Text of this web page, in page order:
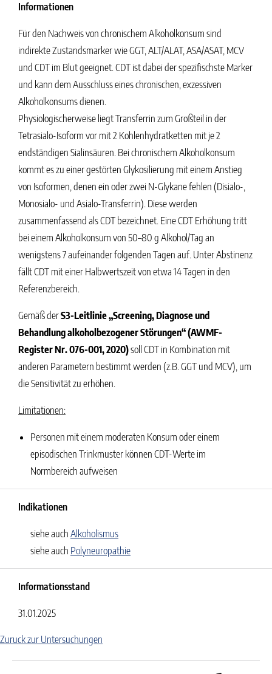
Informationen
Für den Nachweis von chronischem Alkoholkonsum sind
indirekte Zustandsmarker wie GGT, ALT/ALAT, ASA/ASAT, MCV
und CDT im Blut geeignet. CDT ist dabei der spezifischste Marker
und kann dem Ausschluss eines chronischen, exzessiven
Alkoholkonsums dienen.
Physiologischerweise liegt Transferrin zum Großteil in der
Tetrasialo-Isoform vor mit 2 Kohlenhydratketten mit je 2
endständigen Sialinsäuren. Bei chronischem Alkoholkonsum
kommt es zu einer gestörten Glykosilierung mit einem Anstieg
von Isoformen, denen ein oder zwei N-Glykane fehlen (Disialo-,
Monosialo- und Asialo-Transferrin). Diese werden
zusammenfassend als CDT bezeichnet. Eine CDT Erhöhung tritt
bei einem Alkoholkonsum von 50–80 g Alkohol/Tag an
wenigstens 7 aufeinander folgenden Tagen auf. Unter Abstinenz
fällt CDT mit einer Halbwertszeit von etwa 14 Tagen in den
Referenzbereich.
Gemäß derS3-Leitlinie „Screening, Diagnose und
Behandlung alkoholbezogener Störungen“ (AWMF-
Register Nr. 076-001, 2020)soll CDT in Kombination mit
anderen Parametern bestimmt werden (z.B. GGT und MCV), um
die Sensitivität zu erhöhen.
Limitationen:
Personen mit einem moderaten Konsum oder einem
episodischen Trinkmuster können CDT-Werte im
Normbereich aufweisen
Indikationen
siehe auch Alkoholismus
siehe auch Polyneuropathie
Informationsstand
31.01.2025
Zuruck zur Untersuchungen